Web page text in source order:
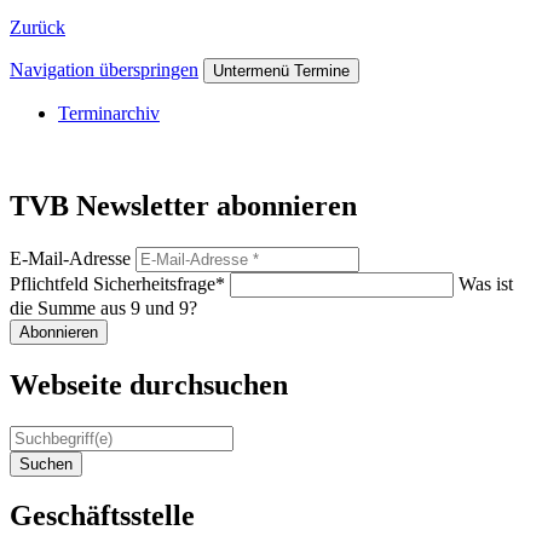
Zurück
Navigation überspringen Untermenü Termine
Terminarchiv
TVB Newsletter abonnieren
E-Mail-Adresse
Pflichtfeld Sicherheitsfrage*
Was ist
die Summe aus 9 und 9?
Abonnieren
Webseite durchsuchen
Suchen
Geschäftsstelle